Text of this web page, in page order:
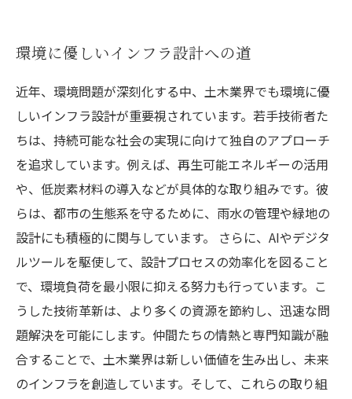
環境に優しいインフラ設計への道
近年、環境問題が深刻化する中、土木業界でも環境に優
しいインフラ設計が重要視されています。若手技術者た
ちは、持続可能な社会の実現に向けて独自のアプローチ
を追求しています。例えば、再生可能エネルギーの活用
や、低炭素材料の導入などが具体的な取り組みです。彼
らは、都市の生態系を守るために、雨水の管理や緑地の
設計にも積極的に関与しています。 さらに、AIやデジタ
ルツールを駆使して、設計プロセスの効率化を図ること
で、環境負荷を最小限に抑える努力も行っています。こ
うした技術革新は、より多くの資源を節約し、迅速な問
題解決を可能にします。仲間たちの情熱と専門知識が融
合することで、土木業界は新しい価値を生み出し、未来
のインフラを創造しています。そして、これらの取り組